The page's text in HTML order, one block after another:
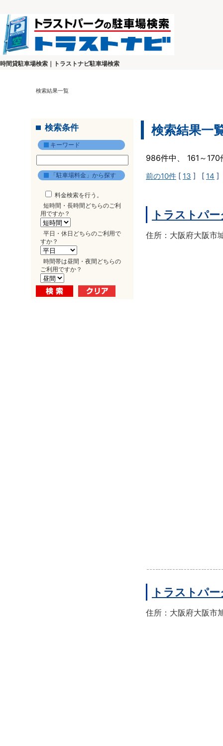
時間貸駐車場検索｜トラストナビ駐車場検索
検索結果一覧
検索条件
キーワード
「駐車場料金」から探す
料金検索を行う。
短時間・長時間どちらのご利
用ですか？
平日・休日どちらのご利用で
すか？
時間帯は昼間・夜間どちらの
ご利用ですか？
検索結果一
986件中、 161～
前の10件 [ 13 ] [ 14 ]
トラストパ
住所：大阪府大阪市
トラストパ
住所：大阪府大阪市